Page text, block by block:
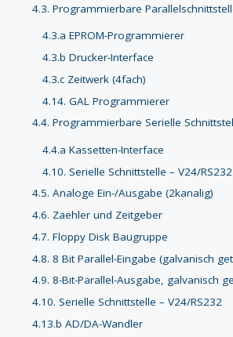
4.3. Programmierbare
4.3.a EPROM-Programmierer
4.3.b Drucker-Interface
4.3.c Zeitwerk (4fach)
4.14. GAL Programmierer
4.4. Programmierbare Serielle
4.4.a Kassetten-Interface
4.10. Serielle Schnittstelle – V24/RS232
4.5. Analoge Ein-/Ausgabe (2kanalig)
4.6. Zaehler und Zeitgeber
4.7. Floppy Disk Baugruppe
4.8. 8 Bit Parallel-Eingabe (galvanisch
4.9. 8-Bit-Parallel-Ausgabe, galvanisch
4.10. Serielle Schnittstelle – V24/RS232
4.13.b AD/DA-Wandler